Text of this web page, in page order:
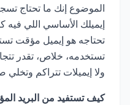
الموضوع إنك ما تحتاج
إيميلك الأساسي اللي
تحتاجه هو إيميل مؤقت
تستخدمه، خلاص، تقدر
ولا إيميلات تتراكم
كيف تستفيد من البريد